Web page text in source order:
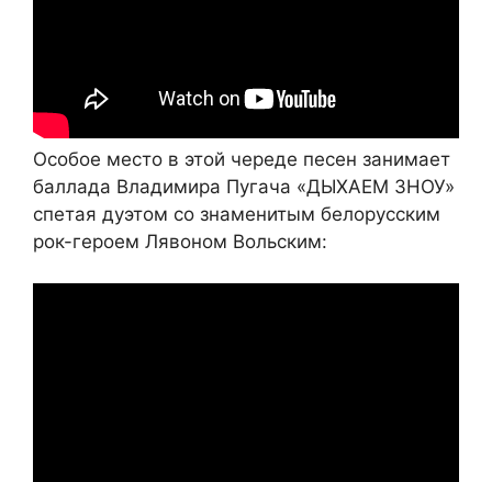
Особое место в этой череде песен занимает
баллада Владимира Пугача «ДЫХАЕМ ЗНОУ»
спетая дуэтом со знаменитым белорусским
рок-героем Лявоном Вольским: